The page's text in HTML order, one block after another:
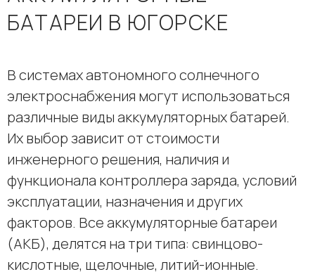
БАТАРЕИ В ЮГОРСКЕ
В системах автономного солнечного
электроснабжения могут использоваться
различные виды аккумуляторных батарей.
Их выбор зависит от стоимости
инженерного решения, наличия и
функционала контроллера заряда, условий
эксплуатации, назначения и других
факторов. Все аккумуляторные батареи
(АКБ), делятся на три типа: свинцово-
кислотные, щелочные, литий-ионные.